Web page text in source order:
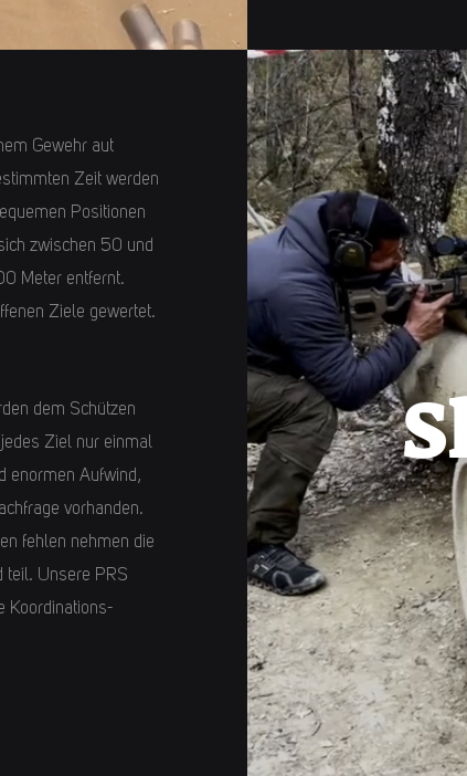
Gewehr aut
Zeit werden
Positionen
zwischen 50 und
Meter entfernt.
Ziele gewertet.
dem Schützen
Ziel nur einmal
enormen Aufwind,
vorhanden.
fehlen nehmen die
teil. Unsere PRS
Koordinations-